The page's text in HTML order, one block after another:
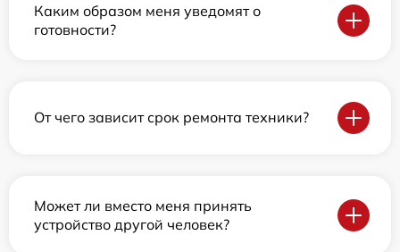
Каким образом меня уведомят о
готовности?
От чего зависит срок ремонта техники?
Может ли вместо меня принять
устройство другой человек?